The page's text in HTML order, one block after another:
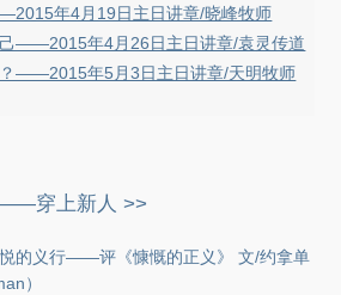
年4月19日主日讲章/晓峰牧师
——2015年4月26日主日讲章/袁灵传道
——2015年5月3日主日讲章/天明牧师
——穿上新人 >>
的义行——评《慷慨的正义》 文/约拿单
）